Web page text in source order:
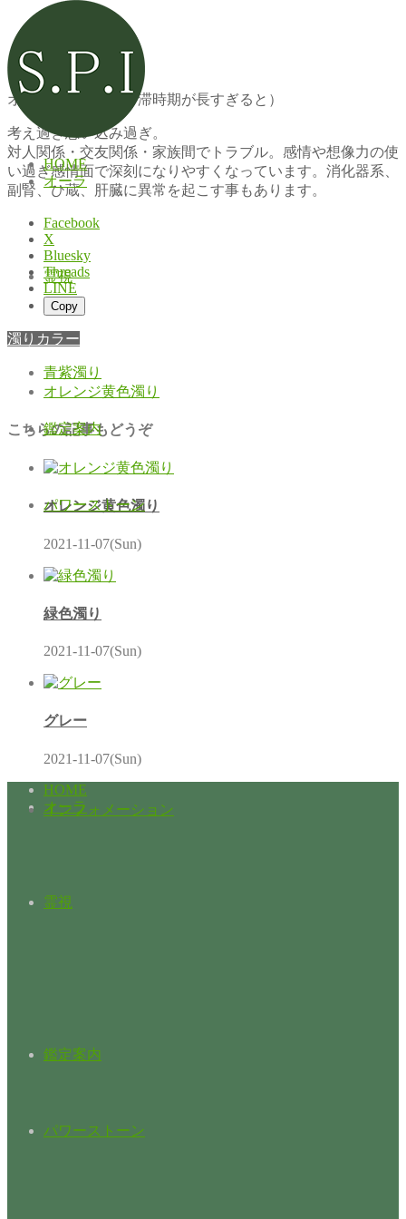
HOME
オーラ
霊視
鑑定案内
パワーストーン
インフォメーション
オレンジ色濁り
オレンジ色濁り（停滞時期が長すぎると）
考え過ぎ思い込み過ぎ。
対人関係・交友関係・家族間でトラブル。感情や想像力の使
い過ぎ感情面で深刻になりやすくなっています。消化器系、
副腎、ひ蔵、肝臓に異常を起こす事もあります。
Facebook
X
Bluesky
Threads
LINE
Copy
濁りカラー
青紫濁り
オレンジ黄色濁り
こちらの記事もどうぞ
オレンジ黄色濁り
2021-11-07(Sun)
緑色濁り
2021-11-07(Sun)
グレー
2021-11-07(Sun)
HOME
オーラ
霊視
鑑定案内
パワーストーン